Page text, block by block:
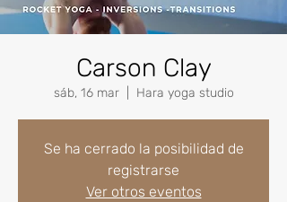
Carson Clay
sáb, 16 mar
  |
Hara yoga studio
Se ha cerrado la posibilidad de
registrarse
Ver otros eventos